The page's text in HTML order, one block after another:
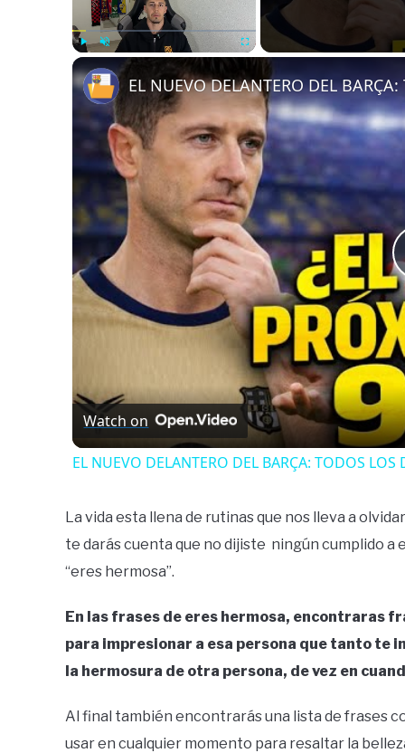
EL NUEVO DELANTERO DEL
Watch on
EL NUEVO DELANTERO DEL BARÇA: TODOS LOS
La vida esta llena de rutinas que nos lleva a
te darás cuenta que no dijiste ningún cumplido
“eres hermosa”.
En las frases de eres hermosa, encontraras
para impresionar a esa persona que tanto te
la hermosura de otra persona, de vez en
Al final también encontrarás una lista de frases
usar en cualquier momento para resaltar la